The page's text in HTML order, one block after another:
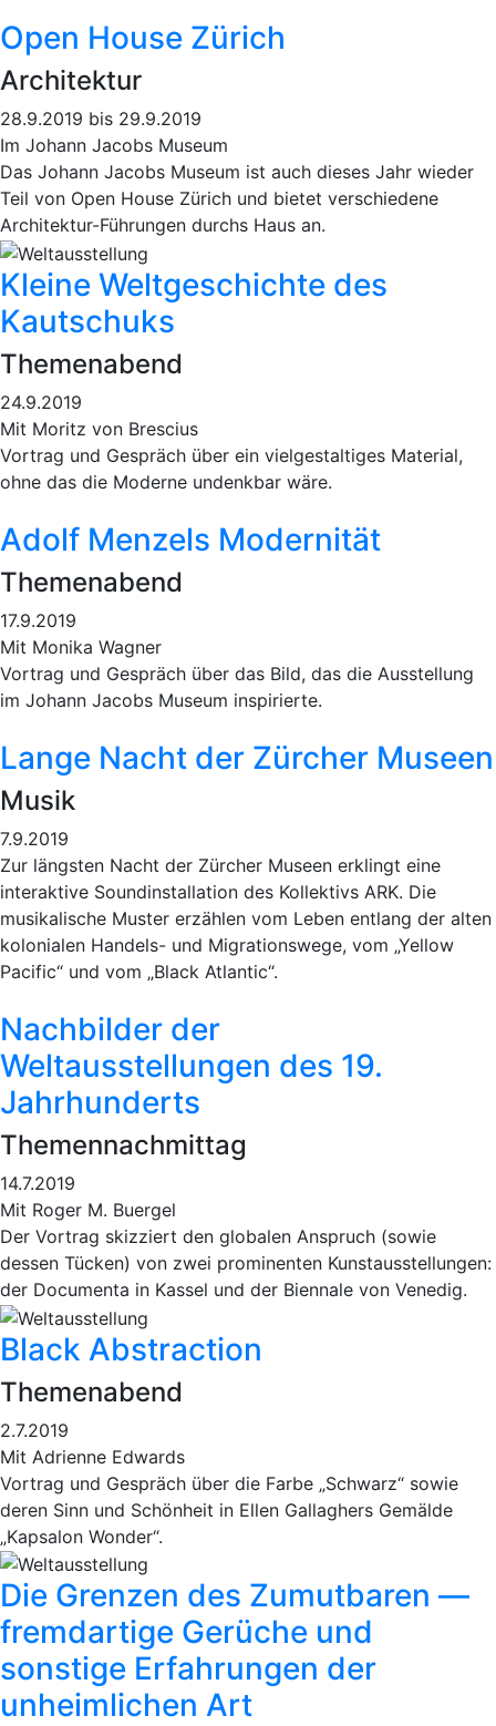
Open House Zürich
Architektur
28.9.2019 bis 29.9.2019
Im Johann Jacobs Museum
Das Johann Jacobs Museum ist auch dieses Jahr wieder
Teil von Open House Zürich und bietet verschiedene
Architektur-Führungen durchs Haus an.
Kleine Weltgeschichte des
Kautschuks
Themenabend
24.9.2019
Mit Moritz von Brescius
Vortrag und Gespräch über ein vielgestaltiges Material,
ohne das die Moderne undenkbar wäre.
Adolf Menzels Modernität
Themenabend
17.9.2019
Mit Monika Wagner
Vortrag und Gespräch über das Bild, das die Ausstellung
im Johann Jacobs Museum inspirierte.
Lange Nacht der Zürcher Museen
Musik
7.9.2019
Zur längsten Nacht der Zürcher Museen erklingt eine
interaktive Soundinstallation des Kollektivs ARK. Die
musikalische Muster erzählen vom Leben entlang der alten
kolonialen Handels- und Migrationswege, vom „Yellow
Pacific“ und vom „Black Atlantic“.
Nachbilder der
Weltausstellungen des 19.
Jahrhunderts
Themennachmittag
14.7.2019
Mit Roger M. Buergel
Der Vortrag skizziert den globalen Anspruch (sowie
dessen Tücken) von zwei prominenten Kunstausstellungen:
der Documenta in Kassel und der Biennale von Venedig.
Black Abstraction
Themenabend
2.7.2019
Mit Adrienne Edwards
Vortrag und Gespräch über die Farbe „Schwarz“ sowie
deren Sinn und Schönheit in Ellen Gallaghers Gemälde
„Kapsalon Wonder“.
Die Grenzen des Zumutbaren —
fremdartige Gerüche und
sonstige Erfahrungen der
unheimlichen Art